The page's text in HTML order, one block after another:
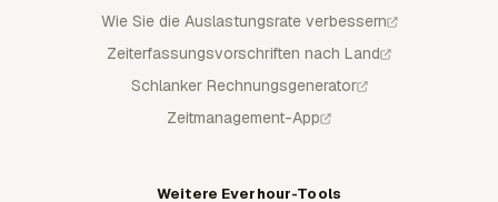
Wie Sie die Auslastungsrate verbessern
Zeiterfassungsvorschriften nach Land
Schlanker Rechnungsgenerator
Zeitmanagement-App
Weitere Everhour-Tools